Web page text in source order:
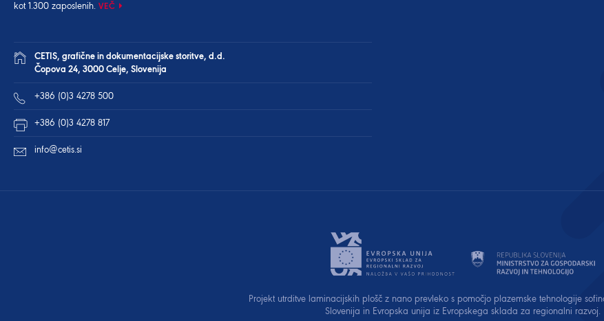
kot 1.300 zaposlenih. VEČ
CETIS, grafične in dokumentacijske storitve, d.d.
Čopova 24, 3000 Celje, Slovenija
+386 (0)3 4278 500
+386 (0)3 4278 817
info@cetis.si
Projekt utrditve laminacijskih plošč z nano prevleko s pomočjo plazemske tehnologije
Slovenija in Evropska unija iz Evropskega sklada za regionalni razvoj.